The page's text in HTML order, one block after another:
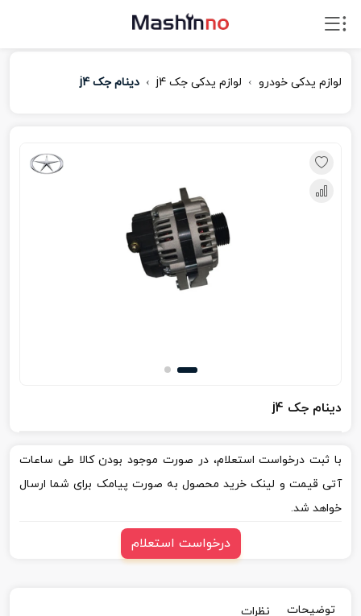
لوازم یدکی خودرو لوازم یدکی جک j4 دینام جک j4
دینام جک j4
با ثبت درخواست استعلام، در صورت موجود بودن کالا طی ساعات
آتی قیمت و لینک خرید محصول به صورت پیامک برای شما ارسال
خواهد شد.
درخواست استعلام
توضیحات نظرات